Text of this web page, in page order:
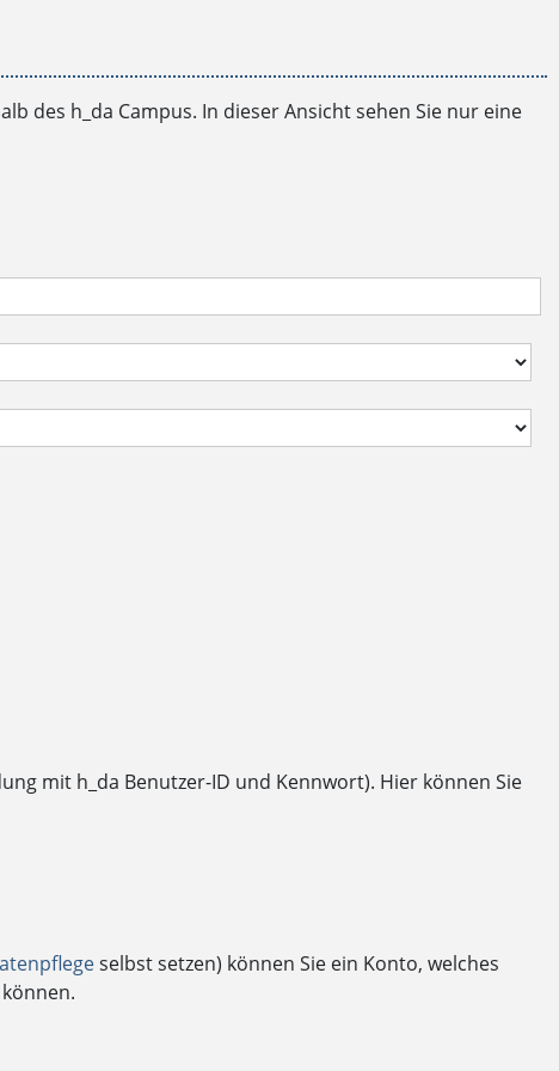
des h_da Campus. In dieser Ansicht sehen Sie nur eine
mit h_da Benutzer-ID und Kennwort). Hier können Sie
selbst setzen) können Sie ein Konto, welches